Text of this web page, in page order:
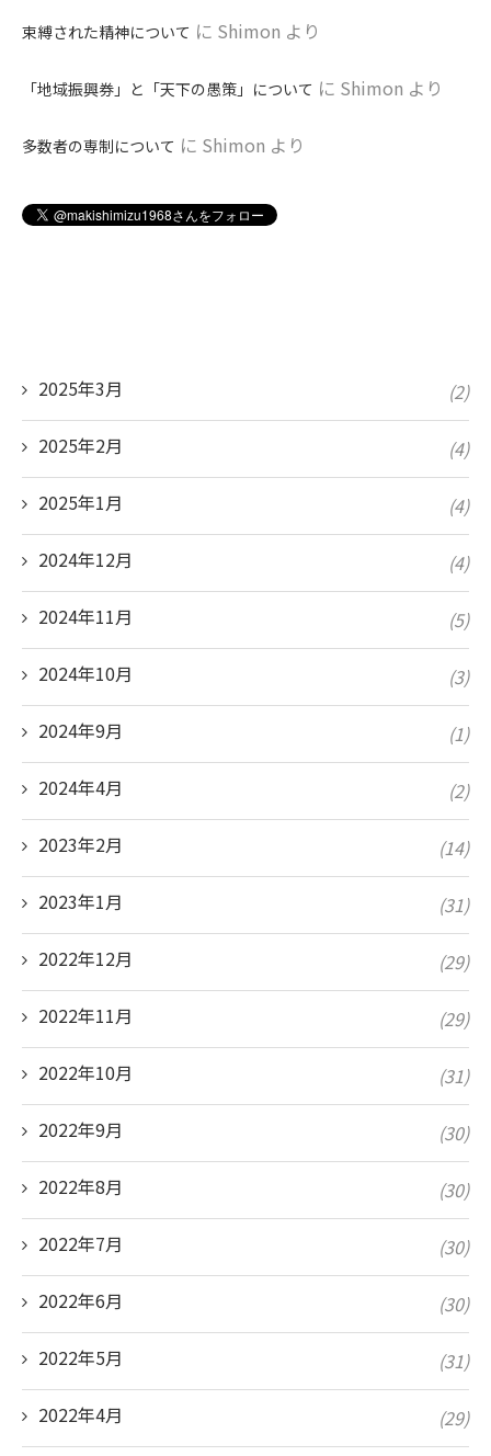
束縛された精神について に Shimon より
「地域振興券」と「天下の愚策」について に Shimon より
多数者の専制について に Shimon より
2025年3月 (2)
2025年2月 (4)
2025年1月 (4)
2024年12月 (4)
2024年11月 (5)
2024年10月 (3)
2024年9月 (1)
2024年4月 (2)
2023年2月 (14)
2023年1月 (31)
2022年12月 (29)
2022年11月 (29)
2022年10月 (31)
2022年9月 (30)
2022年8月 (30)
2022年7月 (30)
2022年6月 (30)
2022年5月 (31)
2022年4月 (29)